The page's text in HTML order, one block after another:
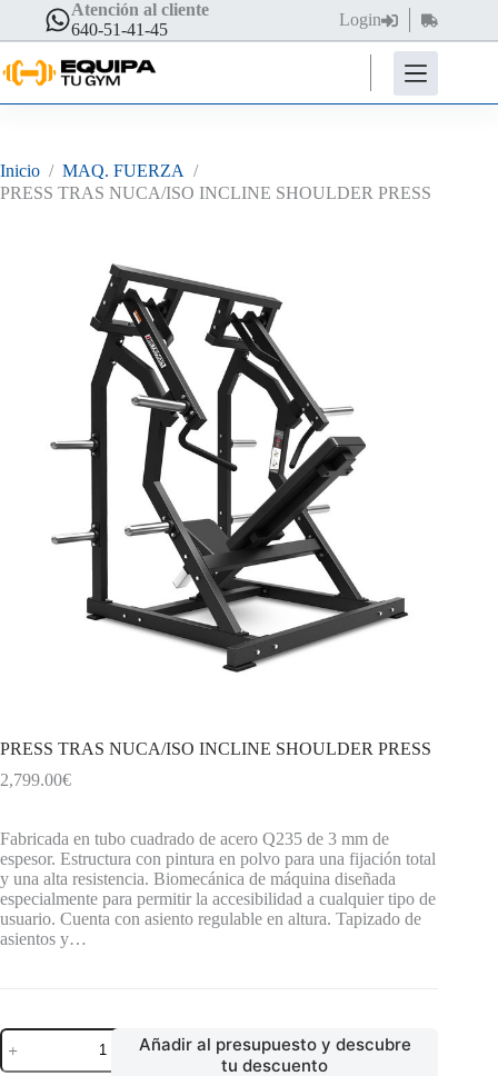
contenido
Atención al cliente
640-51-41-45
Login
Carro
de
compra
Inicio / MAQ. FUERZA /
PRESS TRAS NUCA/ISO INCLINE SHOULDER PRESS
PRESS TRAS NUCA/ISO INCLINE SHOULDER PRESS
2,799.00€
Fabricada en tubo cuadrado de acero Q235 de 3 mm de
espesor. Estructura con pintura en polvo para una fijación total
y una alta resistencia. Biomecánica de máquina diseñada
especialmente para permitir la accesibilidad a cualquier tipo de
usuario. Cuenta con asiento regulable en altura. Tapizado de
asientos y…
PRESS
TRAS
Añadir al presupuesto y descubre
tu descuento